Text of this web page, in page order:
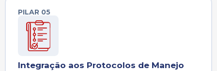
PILAR 05
Integração aos Protocolos de Manejo